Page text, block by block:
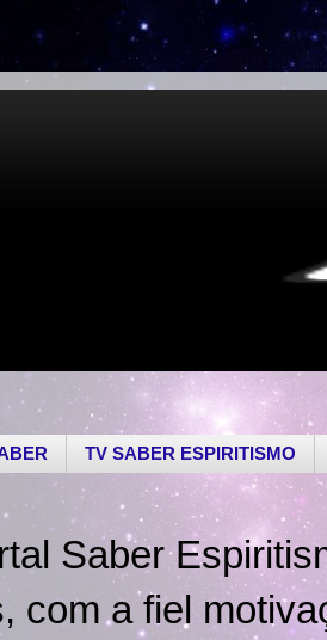
TV SABER ESPIRITISMO
Saber
com a fiel